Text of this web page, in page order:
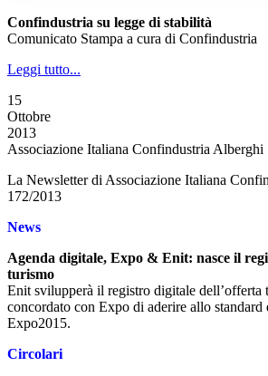
Confindustria su legge di stabilità
Comunicato Stampa a cura di Confindustria
Leggi tutto...
15
Ottobre
2013
Associazione Italiana Confindustria Alberghi
La Newsletter di Associazione Italiana
172/2013
News
Agenda digitale, Expo & Enit: nasce il
turismo
Enit svilupperà il registro digitale dell’offerta
concordato con Expo di aderire allo
Expo2015.
Circolari